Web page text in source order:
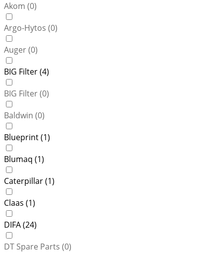
Akom (0)
Argo-Hytos (0)
Auger (0)
BIG Filter (4)
BIG Filter (0)
Baldwin (0)
Blueprint (1)
Blumaq (1)
Caterpillar (1)
Claas (1)
DIFA (24)
DT Spare Parts (0)